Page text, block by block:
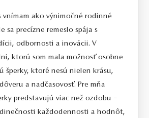
vnímam ako výnimočné rodinné
sa precízne remeslo spája s
odbornosti a inovácii. V
ktorú som mala možnosť osobne
šperky, ktoré nesú nielen krásu,
a nadčasovosť. Pre mňa
predstavujú viac než ozdobu –
každodennosti a hodnôt,